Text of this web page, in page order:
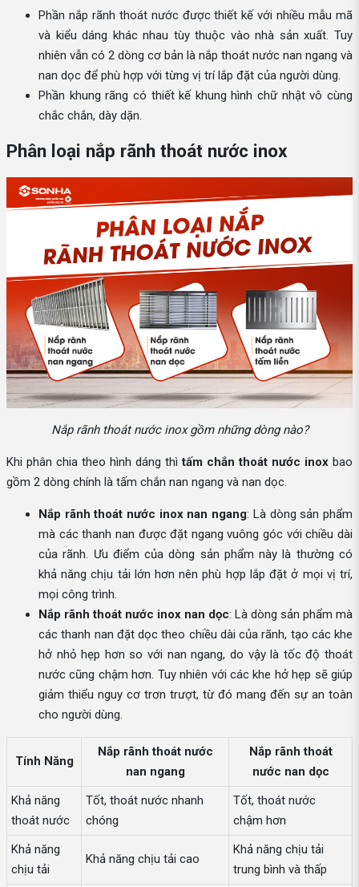
Phần nắp rãnh thoát nước được thiết kế với nhiều mẫu mã
và kiểu dáng khác nhau tùy thuộc vào nhà sản xuất. Tuy
nhiên vẫn có 2 dòng cơ bản là nắp thoát nước nan ngang và
nan dọc để phù hợp với từng vị trí lắp đặt của người dùng.
Phần khung rãng có thiết kế khung hình chữ nhật vô cùng
chắc chắn, dày dặn.
Phân loại nắp rãnh thoát nước inox
Nắp rãnh thoát nước inox gồm những dòng nào?
Khi phân chia theo hình dáng thìtấm chắn thoát nước inox bao
gồm 2 dòng chính là tấm chắn nan ngang và nan dọc.
Nắp rãnh thoát nước inox nan ngang: Là dòng sản phẩm
mà các thanh nan được đặt ngang vuông góc với chiều dài
của rãnh. Ưu điểm của dòng sản phẩm này là thường có
khả năng chịu tải lớn hơn nên phù hợp lắp đặt ở mọi vị trí,
mọi công trình.
Nắp rãnh thoát nước inox nan dọc: Là dòng sản phẩm mà
các thanh nan đặt dọc theo chiều dài của rãnh, tạo các khe
hở nhỏ hẹp hơn so với nan ngang, do vậy là tốc độ thoát
nước cũng chậm hơn. Tuy nhiên với các khe hở hẹp sẽ giúp
giảm thiểu nguy cơ trơn trượt, từ đó mang đến sự an toàn
cho người dùng.
Tính Năng
Nắp rãnh thoát nước
nan ngang
Nắp rãnh thoát
nước nan dọc
Khả năng
thoát nước
Tốt, thoát nước nhanh
chóng
Tốt, thoát nước
chậm hơn
Khả năng
chịu tải
Khả năng chịu tải cao
Khả năng chịu tải
trung bình và thấp